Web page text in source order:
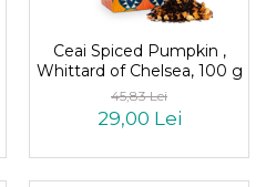
Ceai Spiced Pumpkin ,
Whittard of Chelsea, 100 g
45,83 Lei
29,00 Lei